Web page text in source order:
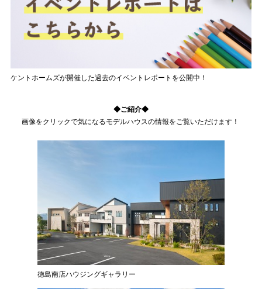
ケントホームズが開催した過去のイベントレポートを公開中！
◆ご紹介◆
画像をクリックで気になるモデルハウスの情報をご覧いただけます！
徳島南店ハウジングギャラリー